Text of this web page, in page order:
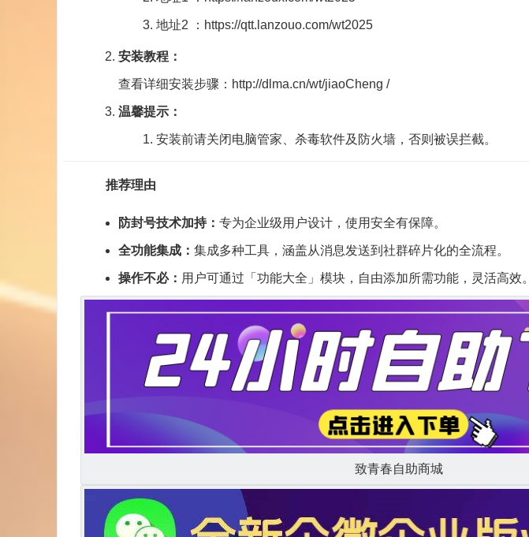
地址2 ： https://qtt.lanzouo.com/wt2025
安装教程：
查看详细安装步骤： http://dlma.cn/wt/jiaoCheng /
温馨提示：
安装前请关闭电脑管家、杀毒软件及防火墙，否则被误拦截。
推荐理由
防封号技术加持： 专为企业级用户设计，使用安全有保障。
全功能集成： 集成多种工具，涵盖从消息发送到社群碎片化的全流程。
操作不必： 用户可通过「功能大全」模块，自由添加所需功能，灵活高效。
致青春自助商城